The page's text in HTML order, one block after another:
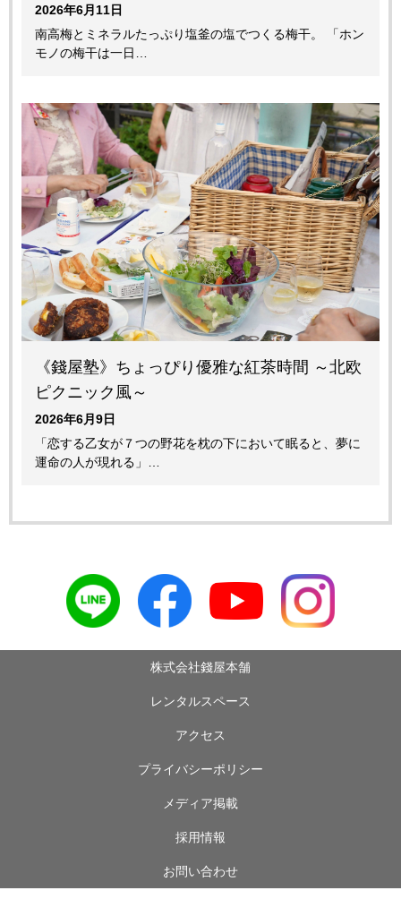
2026年6月11日
南高梅とミネラルたっぷり塩釜の塩でつくる梅干。 「ホン
モノの梅干は一日…
《錢屋塾》ちょっぴり優雅な紅茶時間 ～北欧
ピクニック風～
2026年6月9日
「恋する乙女が７つの野花を枕の下において眠ると、夢に
運命の人が現れる」…
株式会社錢屋本舗
レンタルスペース
アクセス
プライバシーポリシー
メディア掲載
採用情報
お問い合わせ